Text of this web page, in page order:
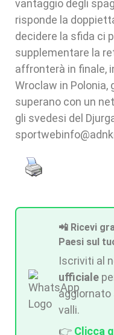
vantaggio degli
risponde la
decidere la sfida ci
supplementare la
affronterà in finale,
Wroclaw in Polonia,
superano con un
gli svedesi del
📲 Ricevi
Paesi sul
Iscriviti al
ufficiale
aggiornato
valli.
👉 Clicca